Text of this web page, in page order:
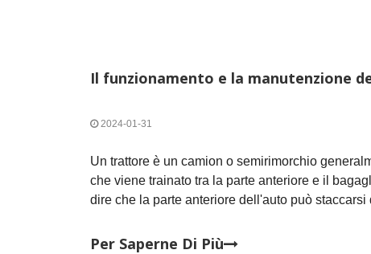
Il funzionamento e la manutenzione
2024-01-31
Un trattore è un camion o semirimorchio
che viene trainato tra la parte anteriore e il
dire che la parte anteriore dell'auto può
precedente testata ed essere pul
Per Saperne Di Più